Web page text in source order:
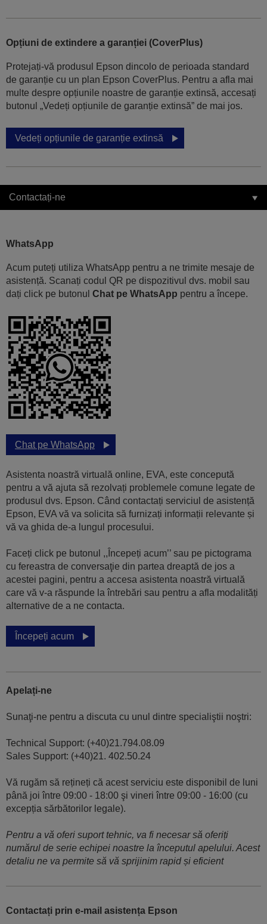
Opțiuni de extindere a garanției (CoverPlus)
Protejați-vă produsul Epson dincolo de perioada standard
de garanție cu un plan Epson CoverPlus. Pentru a afla mai
multe despre opțiunile noastre de garanție extinsă, accesați
butonul „Vedeți opțiunile de garanție extinsă” de mai jos.
Vedeți opțiunile de garanție extinsă
Contactați-ne
WhatsApp
Acum puteți utiliza WhatsApp pentru a ne trimite mesaje de
asistență. Scanați codul QR pe dispozitivul dvs. mobil sau
dați click pe butonul Chat pe WhatsApp pentru a începe.
Chat pe WhatsApp
Asistenta noastră virtuală online, EVA, este concepută
pentru a vă ajuta să rezolvați problemele comune legate de
produsul dvs. Epson. Când contactați serviciul de asistență
Epson, EVA vă va solicita să furnizați informații relevante și
vă va ghida de-a lungul procesului.
Faceți click pe butonul ,,Începeți acum’’ sau pe pictograma
cu fereastra de conversaţie din partea dreaptă de jos a
acestei pagini, pentru a accesa asistenta noastră virtuală
care vă v-a răspunde la întrebări sau pentru a afla modalități
alternative de a ne contacta.
Începeți acum
Apelați-ne
Sunaţi-ne pentru a discuta cu unul dintre specialiştii noştri:
Technical Support: (+40)21.794.08.09
Sales Support: (+40)21. 402.50.24
Vă rugăm să rețineți că acest serviciu este disponibil de luni
până joi între 09:00 - 18:00 şi vineri între 09:00 - 16:00 (cu
excepția sărbătorilor legale).
Pentru a vă oferi suport tehnic, va fi necesar să oferiți
numărul de serie echipei noastre la începutul apelului. Acest
detaliu ne va permite să vă sprijinim rapid și eficient
Contactați prin e-mail asistența Epson